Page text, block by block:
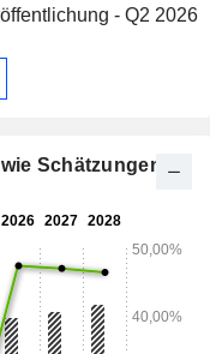
- Q2 2026
Schätzungen